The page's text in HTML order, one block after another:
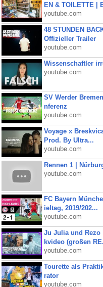
EN & TOILETTE |
youtube.com
48 STUNDEN
Offizieller Trailer
youtube.com
Wissenschaftler
youtube.com
SV Werder
nferenz
youtube.com
Voyage x
Prod. By Ultra...
youtube.com
Rennen 1 |
youtube.com
FC Bayern
ieltag, 2019/202...
youtube.com
Ju Julia und Rezo
kvideo (großen
youtube.com
Tourette als
rator
youtube.com